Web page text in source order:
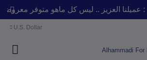
: عميلنا العزيز .. ليس كل ماهو متوفر
U.S. Dollar